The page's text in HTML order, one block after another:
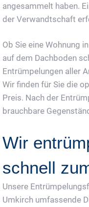
angesammelt haben.
der Verwandtschaft
Ob Sie eine Wohnung
auf dem Dachboden
Entrümpelungen aller
Wir finden für Sie die
Preis. Nach der
brauchbare
Wir
schnell
Unsere
Umkirch umfassende